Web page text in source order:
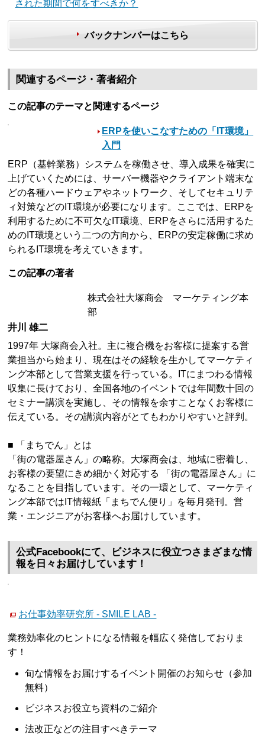
された期間で何をすべきか？
バックナンバーはこちら
関連するページ・著者紹介
この記事のテーマと関連するページ
ERPを使いこなすための「IT環境」
入門
ERP（基幹業務）システムを稼働させ、導入成果を確実に
上げていくためには、サーバー機器やクライアント端末な
どの各種ハードウェアやネットワーク、そしてセキュリテ
ィ対策などのIT環境が必要になります。ここでは、ERPを
利用するために不可欠なIT環境、ERPをさらに活用するた
めのIT環境という二つの方向から、ERPの安定稼働に求め
られるIT環境を考えていきます。
この記事の著者
株式会社大塚商会 マーケティング本
部
井川 雄二
1997年 大塚商会入社。主に複合機をお客様に提案する営
業担当から始まり、現在はその経験を生かしてマーケティ
ング本部として営業支援を行っている。ITにまつわる情報
収集に長けており、全国各地のイベントでは年間数十回の
セミナー講演を実施し、その情報を余すことなくお客様に
伝えている。その講演内容がとてもわかりやすいと評判。
■ 「まちでん」とは
「街の電器屋さん」の略称。大塚商会は、地域に密着し、
お客様の要望にきめ細かく対応する 「街の電器屋さん」に
なることを目指しています。その一環として、マーケティ
ング本部ではIT情報紙「まちでん便り」を毎月発刊。営
業・エンジニアがお客様へお届けしています。
公式Facebookにて、ビジネスに役立つさまざまな情
報を日々お届けしています！
お仕事効率研究所 - SMILE LAB -
業務効率化のヒントになる情報を幅広く発信しておりま
す！
旬な情報をお届けするイベント開催のお知らせ（参加
無料）
ビジネスお役立ち資料のご紹介
法改正などの注目すべきテーマ